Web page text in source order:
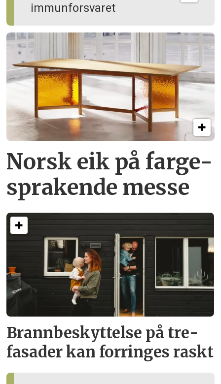
immun­forsvaret
Norsk eik på farge­
sprakende messe
Brann­beskyttelse på tre­
fasader kan forringes raskt